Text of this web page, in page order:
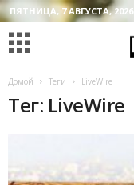
ПЯТНИЦА, 7 АВГУСТА, 2026
Домой Теги LiveWire
Тег: LiveWire